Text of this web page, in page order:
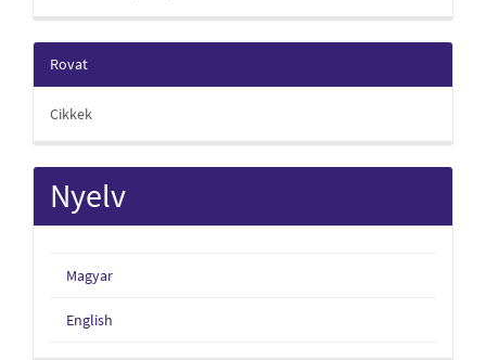
Rovat
Cikkek
Nyelv
Magyar
English